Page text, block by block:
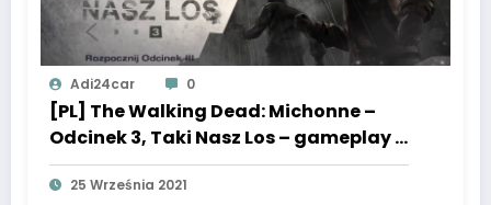
Adi24car 0
[PL] The Walking Dead: Michonne –
Odcinek 3, Taki Nasz Los – gameplay –
Po Polsku
25 Września 2021